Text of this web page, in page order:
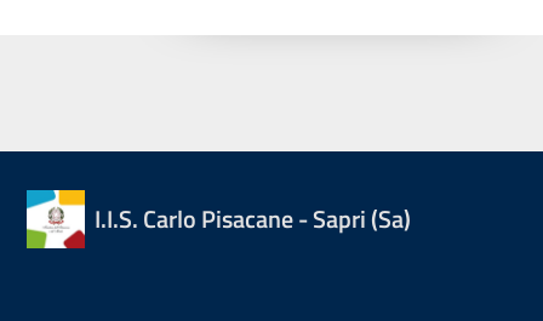
I.I.S. Carlo Pisacane - Sapri (Sa)